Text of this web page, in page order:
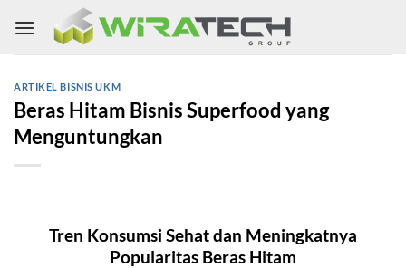
ARTIKEL BISNIS UKM
Beras Hitam Bisnis Superfood yang
Menguntungkan
Tren Konsumsi Sehat dan Meningkatnya
Popularitas Beras Hitam